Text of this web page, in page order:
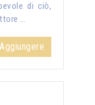
di ciò,
…
Aggiungere